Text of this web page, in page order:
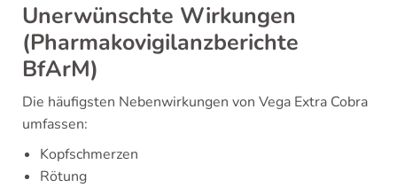
Unerwünschte Wirkungen
(Pharmakovigilanzberichte
BfArM)
Die häufigsten Nebenwirkungen von Vega Extra Cobra
umfassen:
Kopfschmerzen
Rötung